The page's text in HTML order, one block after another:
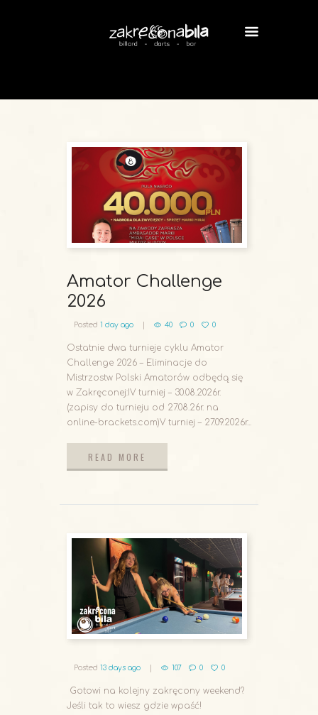
Amator Challenge
2026
Posted 1 day ago 40 0 0
Ostatnie dwa turnieje cyklu Amator
Challenge 2026 – Eliminacje do
Mistrzostw Polski Amatorów odbędą się
w Zakręconej:IV turniej – 30.08.2026r.
(zapisy do turnieju od 27.08.26r. na
online-brackets.com)V turniej – 27.09.2026r...
READ MORE
Posted 13 days ago 107 0 0
Gotowi na kolejny zakręcony weekend?
Jeśli tak to wiesz gdzie wpaść!